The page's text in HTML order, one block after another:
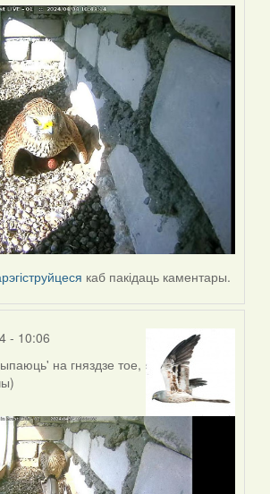
каб пакідаць каментары.
- 10:06
на гняздзе тое,